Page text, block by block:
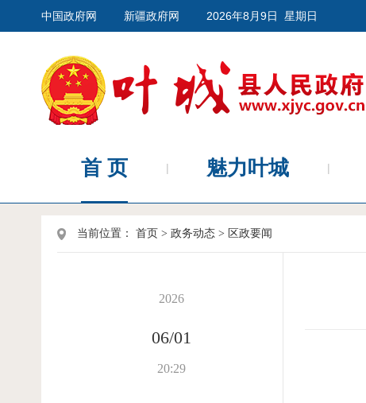
中国政府网 新疆政府网 2026年8月9日 星期日
首 页 魅力叶城
当前位置： 首页 > 政务动态 > 区政要闻
2026
06/01
20:29